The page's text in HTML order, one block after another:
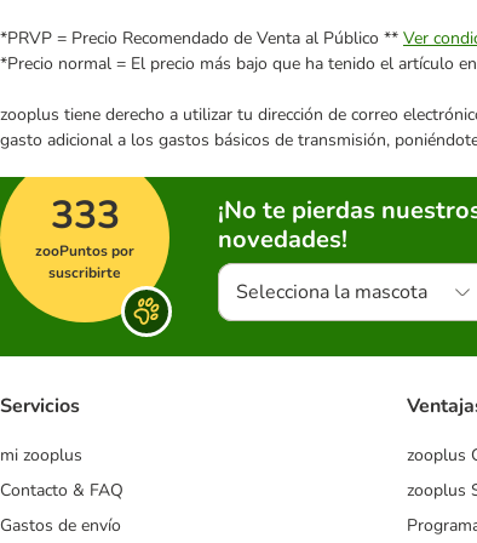
*PRVP = Precio Recomendado de Venta al Público ** Ver
*Precio normal = El precio más bajo que ha tenido el artículo
zooplus tiene derecho a utilizar tu dirección de correo
gasto adicional a los gastos básicos de transmisión,
333
zooPuntos por
suscribirte
¡No te pierdas
novedades!
Selecciona la mascota
Servicios
mi zooplus
Contacto & FAQ
Gastos de envío
zooplus
zooplus